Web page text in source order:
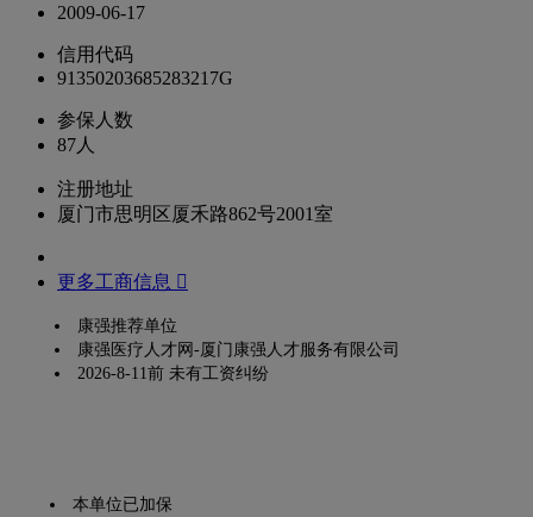
2009-06-17
信用代码
91350203685283217G
参保人数
87人
注册地址
厦门市思明区厦禾路862号2001室
更多工商信息 
康强推荐单位
康强医疗人才网-厦门康强人才服务有限公司
2026-8-11前 未有工资纠纷
本单位已加保